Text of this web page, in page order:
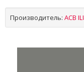
Производитель: ACB